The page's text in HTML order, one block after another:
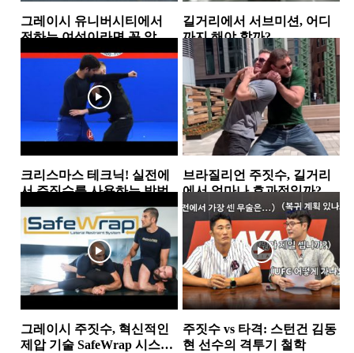
그레이시 유니버시티에서
전하는 여성이라면 꼭 알아
야 할 3가지 타격 기술
그레이시주짓수
길거리에서 서브미션, 어디
까지 해야 할까?
그레이시주짓수
크리스마스 테크닉! 실전에
서 주짓수를 사용하는 방법
브라질리언 주짓수, 길거리
에서 얼마나 효과적일까?
소식
그레이시 주짓수, 혁신적인
제압 기술 SafeWrap 시스템
주짓수 vs 타격: 스턴건 김동
현 선수의 격투기 철학